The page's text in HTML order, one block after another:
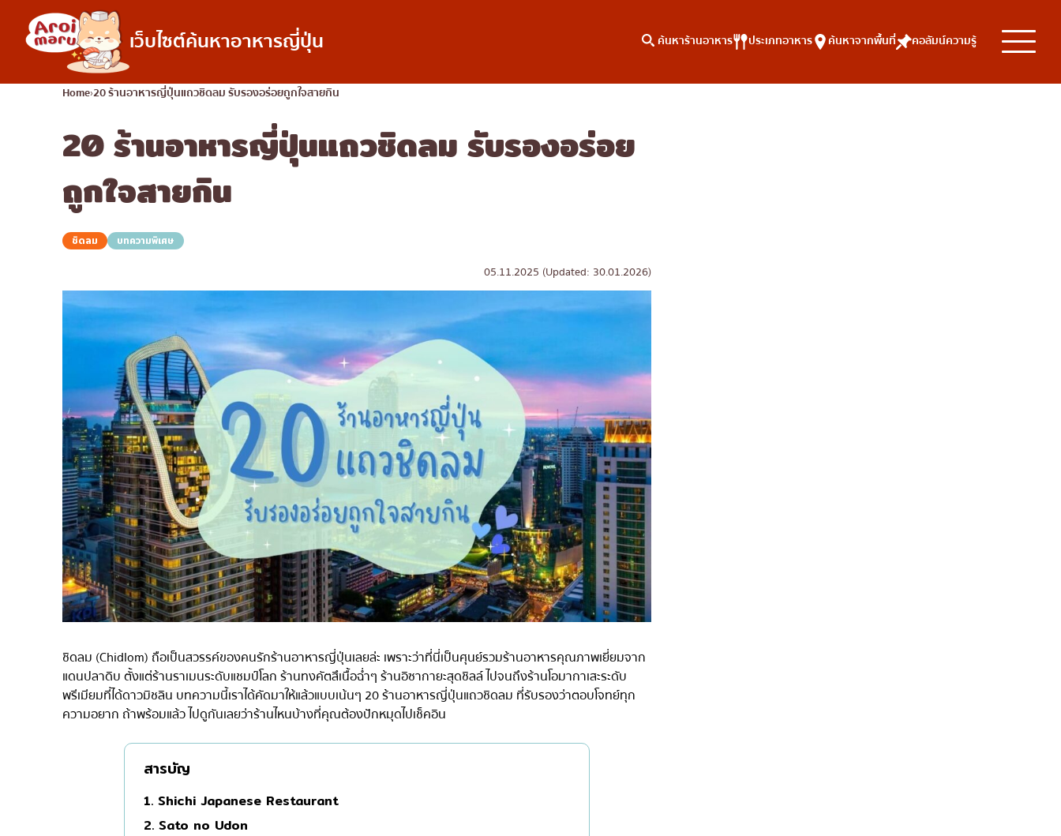
เว็บไซต์ค้นหาอาหารญี่ปุ่น ค้นหาร้านอาหาร ประเภทอาหาร ค้นหาจากพื้นที่ คอลัมน์ความรู้
อาหารญี่ปุ่น
ค้นหาตามประเภทอาหาร
แกงกะหรี่ญี่ปุ่น
ไก่ย่างเสียบไม้สไตล์ญี่ปุ่น
โซบะ/อุด้ง
ขนมหวานญี่ปุ่น
เทมปุระ
โอมากาเสะ
ร้านอาหารญี่ปุ่นระดับพรีเมียม
ซาชิมิ/อาหารทะเล
อาหารตะวันตกสไตล์ญี่ปุ่น
ปลาไหลย่าง
ข้าวปั้นญี่ปุ่น
ปู
โอโคโนมิยากิ/เทปปันยากิ
ด้ง (ข้าวหน้าต่างๆ)
บุฟเฟต์
หม้อไฟญี่ปุ่น
ค้นหาตามพื้นที่
อโศก
สาทร
อ่อนนุช
พระราม 9
รัชดา
พระโขนง
เพลินจิต
ชิดลม
บางนา
นานา
อุดมสุข
ศรีราชา
ไอคอนสยาม
คอลัมน์ความรู้
Home20 ร้านอาหารญี่ปุ่นแถวชิดลม รับรองอร่อยถูกใจสายกิน
20 ร้านอาหารญี่ปุ่นแถวชิดลม รับรองอร่อย
ถูกใจสายกิน
ชิดลม บทความพิเศษ
05.11.2025 (Updated: 30.01.2026)
ชิดลม (Chidlom) ถือเป็นสวรรค์ของคนรักร้านอาหารญี่ปุ่นเลยล่ะ เพราะว่าที่นี่เป็นศุนย์รวมร้านอาหารคุณภาพเยี่ยมจาก
แดนปลาดิบ ตั้งแต่ร้านราเมนระดับแชมป์โลก ร้านทงคัตสึเนื้อฉ่ำๆ ร้านอิซากายะสุดชิลล์ ไปจนถึงร้านโอมากาเสะระดับ
พรีเมียมที่ได้ดาวมิชลิน บทความนี้เราได้คัดมาให้แล้วแบบเน้นๆ 20 ร้านอาหารญี่ปุ่นแถวชิดลม ที่รับรองว่าตอบโจทย์ทุก
ความอยาก ถ้าพร้อมแล้ว ไปดูกันเลยว่าร้านไหนบ้างที่คุณต้องปักหมุดไปเช็คอิน
สารบัญ
1. Shichi Japanese Restaurant
2. Sato no Udon